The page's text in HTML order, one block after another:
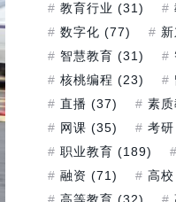
教育行业 (31)
数字化 (77)
智慧教育 (31)
核桃编程 (23)
直播 (37) 素
网课 (35) 考研
职业教育 (189)
融资 (71) 高校